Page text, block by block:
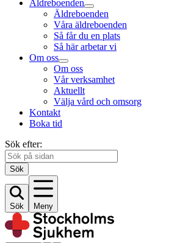
Äldreboenden
Äldreboenden
Våra äldreboenden
Så får du en plats
Så här arbetar vi
Om oss
Om oss
Vår verksamhet
Aktuellt
Välja vård och omsorg
Kontakt
Boka tid
Sök efter:
Sök
Sök Meny